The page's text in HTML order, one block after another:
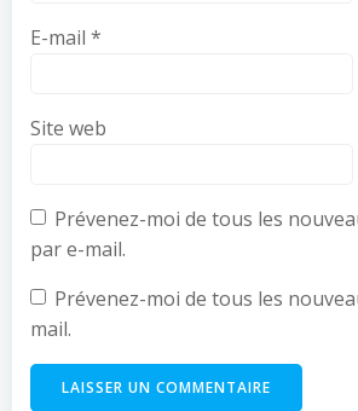
E-mail *
Site web
Prévenez-moi de tous les
par e-mail.
Prévenez-moi de tous les
mail.